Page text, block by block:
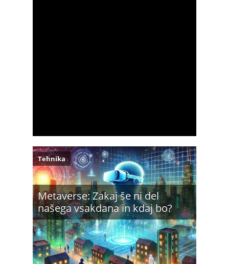
Metaverse: Zakaj še ni del
našega vsakdana in kdaj bo?
Tehnika